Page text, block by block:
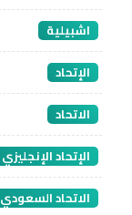
اشبيلية
الإتحاد
الاتحاد
الإتحاد الإنجليزي
الاتحاد السعودي